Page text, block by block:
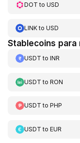
DOT to USD
LINKto USD
Stablecoins
USDT to INR
USDT to RON
USDT to PHP
USDT to EUR